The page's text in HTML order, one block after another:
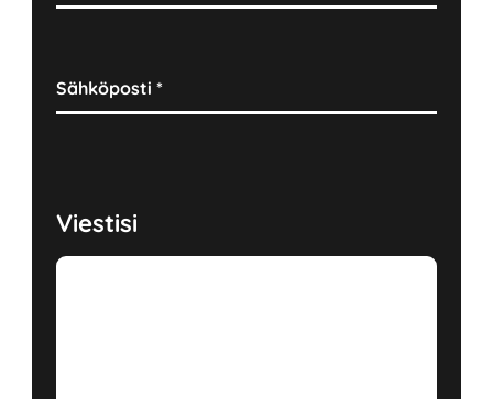
Sähköposti*
Viestisi